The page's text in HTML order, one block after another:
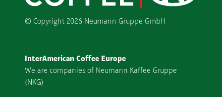
InterAmerican Coffee Europe
We are companies of Neumann Kaffee Gruppe
(NKG)
© Copyright 2026 Neumann Gruppe GmbH